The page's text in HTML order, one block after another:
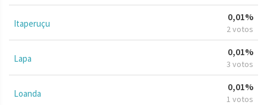
Itaperuçu
0,01%
2 votos
Lapa
0,01%
3 votos
Loanda
0,01%
1 votos